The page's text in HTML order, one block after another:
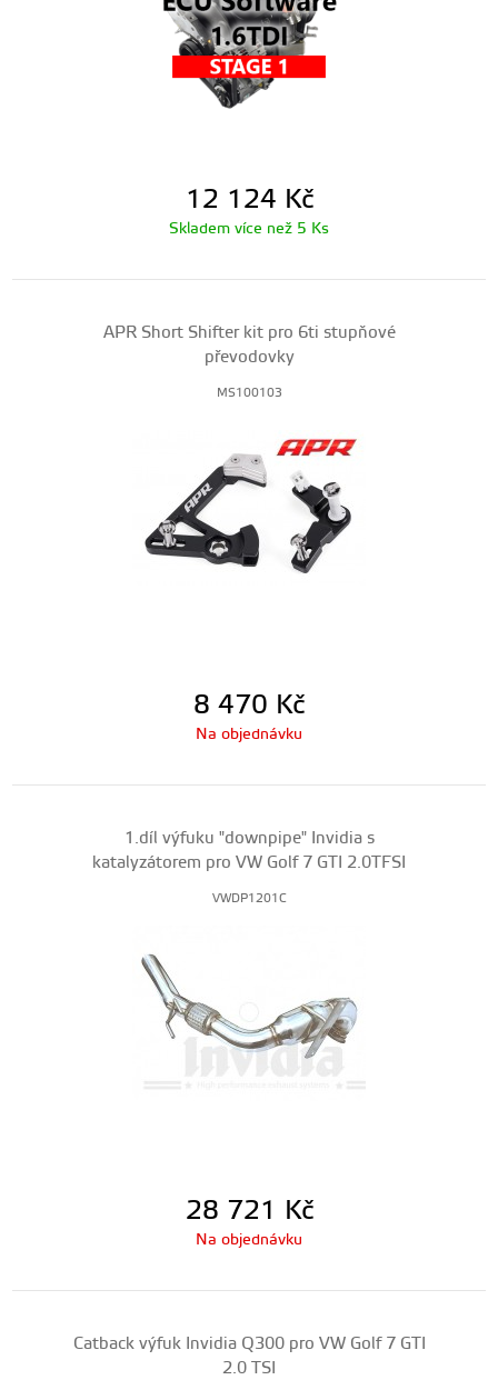
12 124 Kč
Skladem více než 5 Ks
APR Short Shifter kit pro 6ti stupňové
převodovky
MS100103
8 470 Kč
Na objednávku
1.díl výfuku "downpipe" Invidia s
katalyzátorem pro VW Golf 7 GTI 2.0TFSI
VWDP1201C
28 721 Kč
Na objednávku
Catback výfuk Invidia Q300 pro VW Golf 7 GTI
2.0 TSI